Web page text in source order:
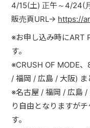
4/15(土) 正午～4/24(
販売頁URL→ https://
※お申し込み時にART
す。
※CRUSH OF MODE
/ 福岡 / 広島 / 大阪) ま
※名古屋 / 福岡 / 広島 /
り自由となりますが
す。